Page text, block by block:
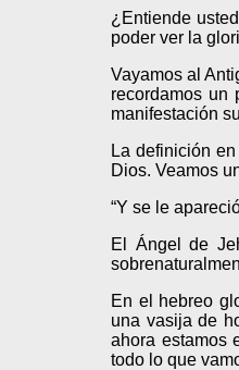
¿Entiende
poder ver la
Vayamos al
recordamos un
manifestación
La definición
Dios. Veamos
“Y se le
El Ángel de
En el hebreo
una vasija de
ahora estamos
todo lo que